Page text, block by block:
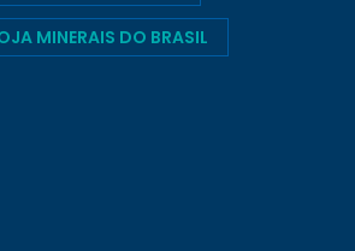
MINERAIS DO BRASIL